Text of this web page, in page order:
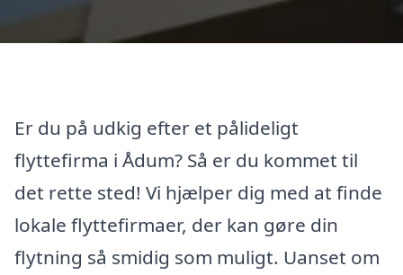
Er du på udkig efter et pålideligt
flyttefirma i Ådum? Så er du kommet til
det rette sted! Vi hjælper dig med at finde
lokale flyttefirmaer, der kan gøre din
flytning så smidig som muligt. Uanset om